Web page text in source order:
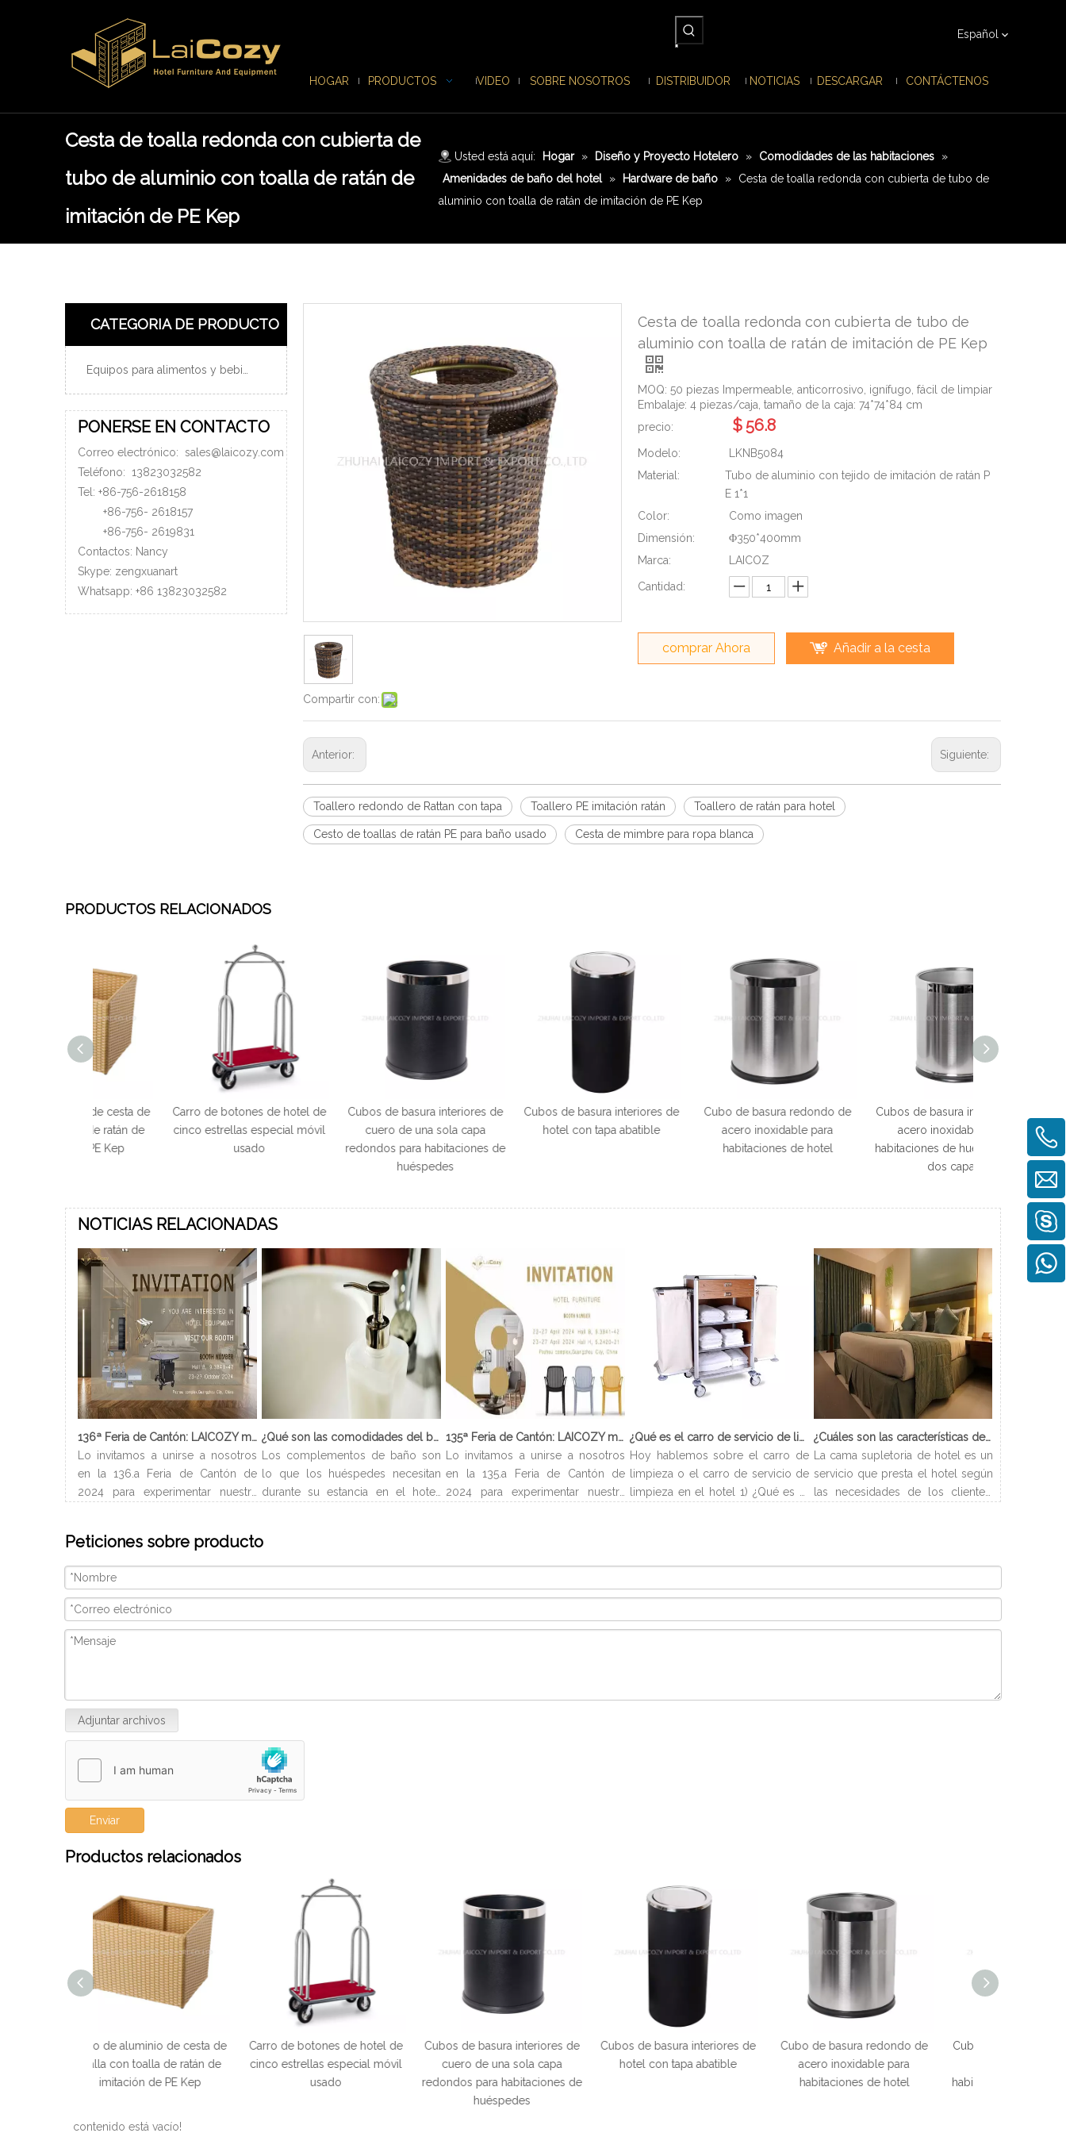
Español
HOGAR PRODUCTOS VIDEO SOBRE NOSOTROS DISTRIBUIDOR NOTICIAS DESCARGAR CONTÁCTENOS
Cesta de toalla redonda con cubierta de
tubo de aluminio con toalla de ratán de
imitación de PE Kep
Usted está aquí: Hogar » Diseño y Proyecto Hotelero » Comodidades de las habitaciones
»
Amenidades de baño del hotel
» Hardware de baño »
Cesta de toalla redonda con cubierta de tubo de
aluminio con toalla de ratán de imitación de PE Kep
CATEGORIA DE PRODUCTO
PONERSE EN CONTACTO
Correo electrónico: sales@laicozy.com
Teléfono: 13823032582
Tel: +86-756-2618158
+86-756- 2618157
+86-756- 2619831
Contactos: Nancy
Skype: zengxuanart
Whatsapp: +86 13823032582
Compartir con:
Cesta de toalla redonda con cubierta de tubo de
aluminio con toalla de ratán de imitación de PE Kep
MOQ: 50 piezas Impermeable, anticorrosivo, ignífugo, fácil de limpiar
Embalaje: 4 piezas/caja, tamaño de la caja: 74*74*84 cm
precio:
$ 56.8
Modelo:
LKNB5084
Material:
Tubo de aluminio con tejido de imitación de ratán P
E 1*1
Color:
Como imagen
Dimensión:
Φ350*400mm
Marca:
LAICOZ
Cantidad:
comprar Ahora Añadir a la cesta
Anterior: Siguiente:
Toallero redondo de Rattan con tapa Toallero PE imitación ratán Toallero de ratán para hotel
Cesto de toallas de ratán PE para baño usado Cesta de mimbre para ropa blanca
PRODUCTOS RELACIONADOS
Carro de botones de hotel de
cinco estrellas especial móvil
Cubos de basura interiores de
cuero de una sola capa
redondos para habitaciones de
Cubos de basura interiores de
hotel con tapa abatible
Cubo de basura redondo de
acero inoxidable para
habitaciones de hotel
Cubos de basura interiores de
acero inoxidable para
habitaciones de huéspedes de
Restaurante
china
NOTICIAS RELACIONADAS
136ª Feria de Cantón: LAICOZY muestra el futuro de los muebles de hotel y los artículos de buffet
Lo invitamos a unirse a nosotros
en la 136.a Feria de Cantón de
2024 para experimentar nuestra
Esperamos conectarnos con
profesionales de la industria,
construir nuevas relaciones y
compartir nuestra pasión por la
artesanía de calidad y el diseño
innovador. Nosotros
¿Qué son las comodidades del baño?
Los complementos de baño son
lo que los huéspedes necesitan
durante su estancia en el hotel.
en el baño. Dependiendo del tipo
de habitación, los servicios de
incluir champú pequeño, loción
corporal, gel de ducha, etc. A
135ª Feria de Cantón: LAICOZY muestra el futuro de los muebles de hotel y los artículos de buffet
Lo invitamos a unirse a nosotros
en la 135.a Feria de Cantón de
2024 para experimentar nuestra
profesionales de la industria,
compartir nuestra pasión por la
artesanía de calidad y el diseño
¿Qué es el carro de servicio de limpieza?
Hoy hablemos sobre el carro de
limpieza o el carro de servicio de
limpieza en el hotel 1) ¿Qué es el
suministros necesarios para los
número asignado de habitaciones
que requiere el departamento de
¿Cuáles son las características de Hotel Cama Supletoria?
La cama supletoria de hotel es un
servicio que presta el hotel según
las necesidades de los clientes.
los clientes. Y este artículo
procedimientos de camas
supletorias de hotel.
Peticiones sobre producto
Adjuntar archivos
Enviar
Productos relacionados
Carro de botones de hotel de
cinco estrellas especial móvil
usado
Cubos de basura interiores de
cuero de una sola capa
redondos para habitaciones de
Cubos de basura interiores de
hotel con tapa abatible
Cubo de basura redondo de
acero inoxidable para
Cubos de basura interiores de
acero inoxidable para
habitaciones de huéspedes de
contenido está vacío!